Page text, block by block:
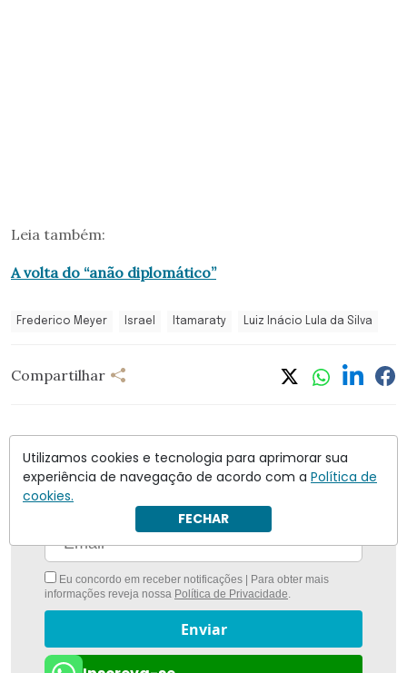
Leia também:
A volta do “anão diplomático”
Frederico Meyer Israel Itamaraty Luiz Inácio Lula da Silva
Compartilhar
Nunca foi tão fácil ficar bem informado comO
Eu concordo em receber notificações | Para obter mais
informações reveja nossa Política de Privacidade.
Enviar
Utilizamos cookies e tecnologia para aprimorar sua
experiência de navegação de acordo com a Política de
cookies.
FECHAR